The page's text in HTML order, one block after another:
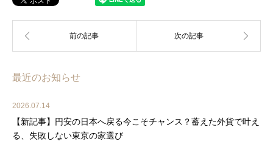
最近のお知らせ
2026.07.14
【新記事】円安の日本へ戻る今こそチャンス？蓄えた外貨で叶え
る、失敗しない東京の家選び